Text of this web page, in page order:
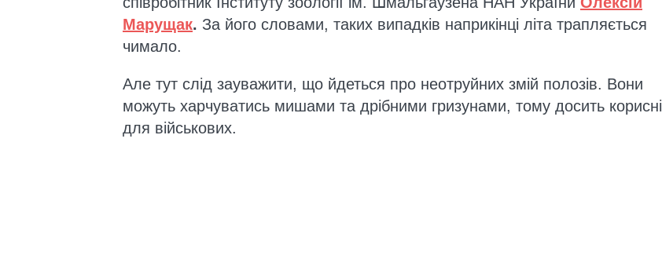
Марущак. За його словами, таких випадків наприкінці літа трапляється
чимало.
Але тут слід зауважити, що йдеться про неотруйних змій полозів. Вони
можуть харчуватись мишами та дрібними гризунами, тому досить корисні
для військових.